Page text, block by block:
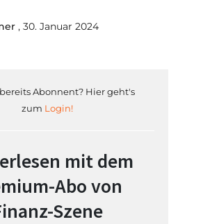
, 30. Januar 2024
Abonnent? Hier geht's
zum Login!
mit dem
Abo von
Szene